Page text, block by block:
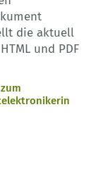
die aktuell
und PDF